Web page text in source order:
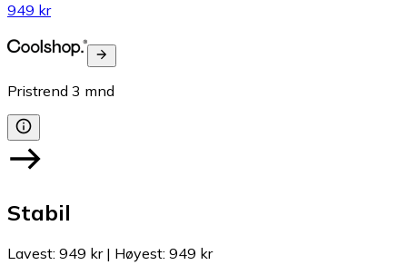
949 kr
Pristrend 3 mnd
Stabil
Lavest: 949 kr| Høyest: 949 kr